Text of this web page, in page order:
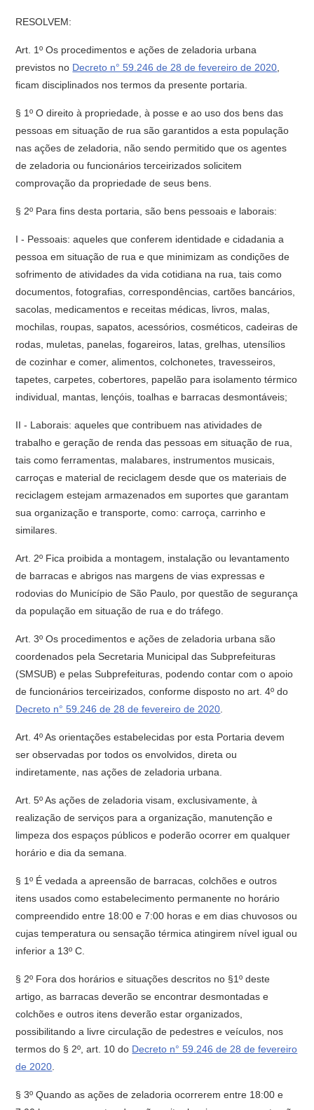
RESOLVEM:
Art. 1º Os procedimentos e ações de zeladoria urbana
previstos no Decreto n° 59.246 de 28 de fevereiro de 2020
ficam disciplinados nos termos da presente portaria.
§ 1º O direito à propriedade, à posse e ao uso dos bens das
pessoas em situação de rua são garantidos a esta população
nas ações de zeladoria, não sendo permitido que os agentes
de zeladoria ou funcionários terceirizados solicitem
comprovação da propriedade de seus bens.
§ 2º Para fins desta portaria, são bens pessoais e laborais:
I - Pessoais: aqueles que conferem identidade e cidadania a
pessoa em situação de rua e que minimizam as condições de
sofrimento de atividades da vida cotidiana na rua, tais como
documentos, fotografias, correspondências, cartões bancários,
sacolas, medicamentos e receitas médicas, livros, malas,
mochilas, roupas, sapatos, acessórios, cosméticos, cadeiras de
rodas, muletas, panelas, fogareiros, latas, grelhas, utensílios
de cozinhar e comer, alimentos, colchonetes, travesseiros,
tapetes, carpetes, cobertores, papelão para isolamento térmico
individual, mantas, lençóis, toalhas e barracas desmontáveis;
II - Laborais: aqueles que contribuem nas atividades de
trabalho e geração de renda das pessoas em situação de rua,
tais como ferramentas, malabares, instrumentos musicais,
carroças e material de reciclagem desde que os materiais de
reciclagem estejam armazenados em suportes que garantam
sua organização e transporte, como: carroça, carrinho e
similares.
Art. 2º Fica proibida a montagem, instalação ou levantamento
de barracas e abrigos nas margens de vias expressas e
rodovias do Município de São Paulo, por questão de segurança
da população em situação de rua e do tráfego.
Art. 3º Os procedimentos e ações de zeladoria urbana são
coordenados pela Secretaria Municipal das Subprefeituras
(SMSUB) e pelas Subprefeituras, podendo contar com o apoio
de funcionários terceirizados, conforme disposto no art. 4º do
Decreto n° 59.246 de 28 de fevereiro de 2020
Art. 4º As orientações estabelecidas por esta Portaria devem
ser observadas por todos os envolvidos, direta ou
indiretamente, nas ações de zeladoria urbana.
Art. 5º As ações de zeladoria visam, exclusivamente, à
realização de serviços para a organização, manutenção e
limpeza dos espaços públicos e poderão ocorrer em qualquer
horário e dia da semana.
§ 1º É vedada a apreensão de barracas, colchões e outros
itens usados como estabelecimento permanente no horário
compreendido entre 18:00 e 7:00 horas e em dias chuvosos ou
cujas temperatura ou sensação térmica atingirem nível igual ou
inferior a 13º C.
§ 2º Fora dos horários e situações descritos no §1º deste
artigo, as barracas deverão se encontrar desmontadas e
colchões e outros itens deverão estar organizados,
possibilitando a livre circulação de pedestres e veículos, nos
termos do § 2º, art. 10 do Decreto n° 59.246 de 28 de fevereiro
de 2020
§ 3º Quando as ações de zeladoria ocorrerem entre 18:00 e